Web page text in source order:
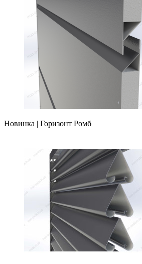
Новинка | Горизонт Ромб